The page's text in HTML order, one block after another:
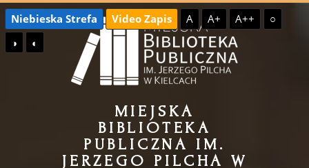
Przejdź
do
treści
Przejdź
do
menu
Niebieska Strefa Video Zapis A A+ A++
○
◑
◐
MIEJSKA
BIBLIOTEKA
PUBLICZNA IM.
JERZEGO PILCHA W